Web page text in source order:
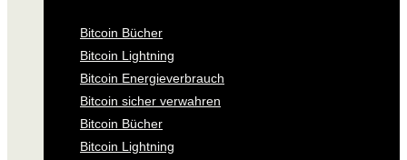
Bitcoin Bücher
Bitcoin Lightning
Bitcoin Energieverbrauch
Bitcoin sicher verwahren
Bitcoin Bücher
Bitcoin Lightning